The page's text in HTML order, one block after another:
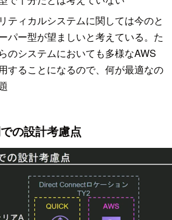
ティカルシステムに関しては今のと
パー型が望ましいと考えている。た
のシステムにおいても多様なAWS
することになるので、何が最適なの
の設計考慮点